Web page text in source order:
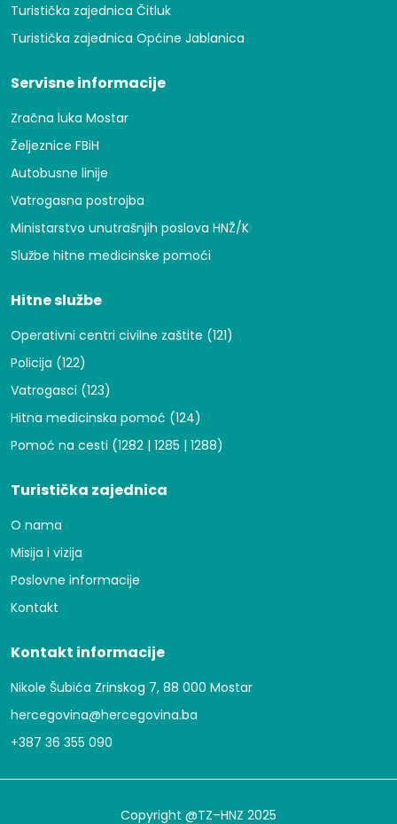
Turistička zajednica Čitluk
Turistička zajednica Općine Jablanica
Servisne informacije
Zračna luka Mostar
Željeznice FBiH
Autobusne linije
Vatrogasna postrojba
Ministarstvo unutrašnjih poslova HNŽ/K
Službe hitne medicinske pomoći
Hitne službe
Operativni centri civilne zaštite (121)
Policija (122)
Vatrogasci (123)
Hitna medicinska pomoć (124)
Pomoć na cesti (1282 | 1285 | 1288)
Turistička zajednica
O nama
Misija i vizija
Poslovne informacije
Kontakt
Kontakt informacije
Nikole Šubića Zrinskog 7, 88 000 Mostar
hercegovina@hercegovina.ba
+387 36 355 090
Copyright @TZ–HNZ 2025